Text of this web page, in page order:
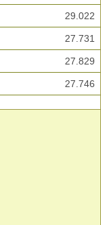
29.022
27.731
27.829
27.746